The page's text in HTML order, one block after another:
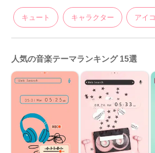
キュート キャラクター アイ
人気の音楽テーマランキング 15選